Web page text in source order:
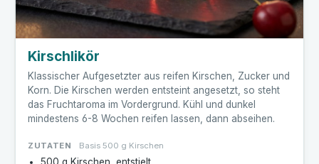
Kirschlikör
Klassischer Aufgesetzter aus reifen Kirschen, Zucker und
Korn. Die Kirschen werden entsteint angesetzt, so steht
das Fruchtaroma im Vordergrund. Kühl und dunkel
mindestens 6-8 Wochen reifen lassen, dann abseihen.
ZUTATEN Basis 500 g Kirschen